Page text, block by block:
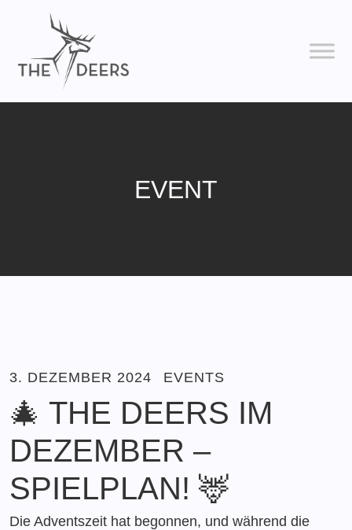
EVENT
3. DEZEMBER 2024 EVENTS
🎄 THE DEERS IM
DEZEMBER –
SPIELPLAN! 🦌
Die Adventszeit hat begonnen, und während die